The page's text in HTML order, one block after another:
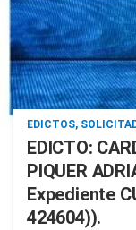
EDICTOS,
EDICTO:
PIQUER
Expediente
424604)).